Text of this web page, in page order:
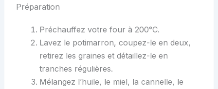
Préparation
Préchauffez votre four à 200°C.
Lavez le potimarron, coupez-le en deux,
retirez les graines et détaillez-le en
tranches régulières.
Mélangez l’huile, le miel, la cannelle, le